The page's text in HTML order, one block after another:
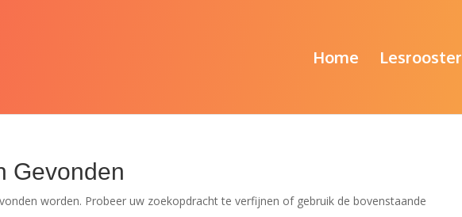
Home Lesrooster
Gevonden
worden. Probeer uw zoekopdracht te verfijnen of gebruik de bovenstaande